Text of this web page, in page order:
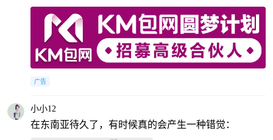
广告
小小12
在东南亚待久了，有时候真的会产生一种错觉：